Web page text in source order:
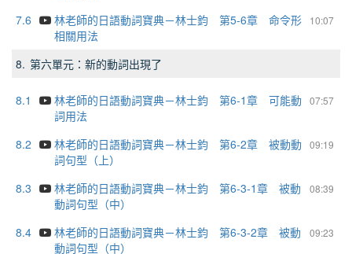
7.6
10:07
林老師的日語動詞寶典－林士鈞 第5-6章 命令形
相關用法
8. 第六單元：新的動詞出現了
8.1 07:57
林老師的日語動詞寶典－林士鈞 第6-1章 可能動
詞用法
8.2
09:19
林老師的日語動詞寶典－林士鈞 第6-2章 被動動
詞句型（上）
8.3
08:39
林老師的日語動詞寶典－林士鈞 第6-3-1章 被動
動詞句型（中）
8.4
09:23
林老師的日語動詞寶典－林士鈞 第6-3-2章 被動
動詞句型（中）